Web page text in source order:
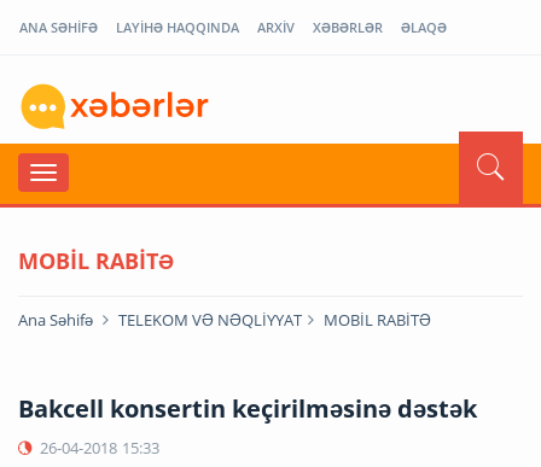
ANA SƏHİFƏ LAYİHƏ HAQQINDA ARXİV XƏBƏRLƏR ƏLAQƏ
MOBİL RABİTƏ
Ana Səhifə TELEKOM VƏ NƏQLİYYAT MOBİL RABİTƏ
Bakcell konsertin keçirilməsinə dəstək
26-04-2018 15:33